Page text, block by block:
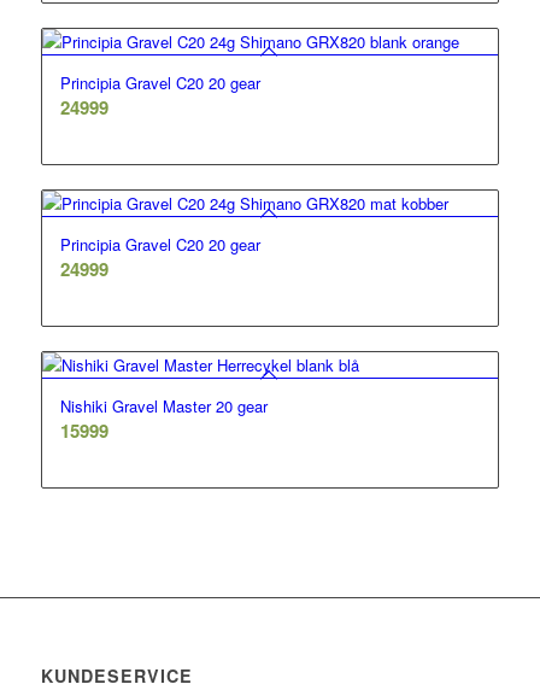
Principia Gravel C20 20 gear
24999
Principia Gravel C20 20 gear
24999
Nishiki Gravel Master 20 gear
15999
KUNDESERVICE